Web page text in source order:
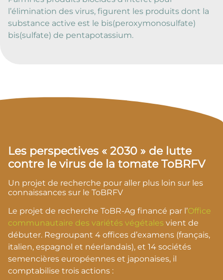
l’élimination des virus, figurent les produits dont la
substance active est le bis(peroxymonosulfate)
bis(sulfate) de pentapotassium.
Les perspectives « 2030 » de lutte
contre le virus de la tomate ToBRFV
Un projet de recherche pour aller plus loin sur les
connaissances sur le ToBRFV
Le projet de recherche ToBR-Ag financé par l’Office
communautaire des variétés végétales vient de
débuter. Regroupant 4 offices d’examens (français,
italien, espagnol et néerlandais), et 14 sociétés
semencières européennes et japonaises, il
comptabilise trois actions :